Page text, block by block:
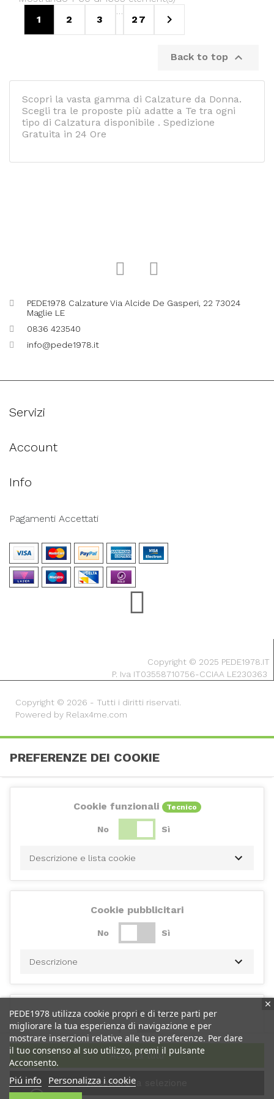
1
2 3
…
27 
Back to top 
Scopri la vasta gamma di Calzature da Donna.
Scegli tra le proposte più adatte a Te tra ogni
tipo di Calzatura disponibile . Spedizione
Gratuita in 24 Ore
PEDE1978 Calzature Via Alcide De Gasperi, 22 73024
Maglie LE
0836 423540
info@pede1978.it
Servizi
Account
Info
Pagamenti Accettati
Copyright © 2025 PEDE1978.IT
P. Iva IT03558710756-CCIAA LE230363
Copyright © 2026 - Tutti i diritti riservati.
Powered by Relax4me.com
PEDE1978 utilizza cookie propri e di terze parti per
migliorare la tua esperienza di navigazione e per
mostrare inserzioni relative alle tue preferenze. Per dare
il tuo consenso al suo utilizzo, premi il pulsante
Acconsento.
Piú info Personalizza i cookie
PREFERENZE DEI COOKIE
Cookie funzionali Tecnico
No Sì
Descrizione e lista cookie
Cookie pubblicitari
No Sì
Descrizione
Cookie di analisi
No Sì
Descrizione
Accettare la selezione
Accetta tutti